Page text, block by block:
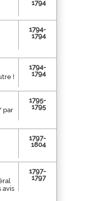
1794
1794-
1794
!
1794-
1794
par
1795-
1795
1797-
1804
avis
1797-
1797